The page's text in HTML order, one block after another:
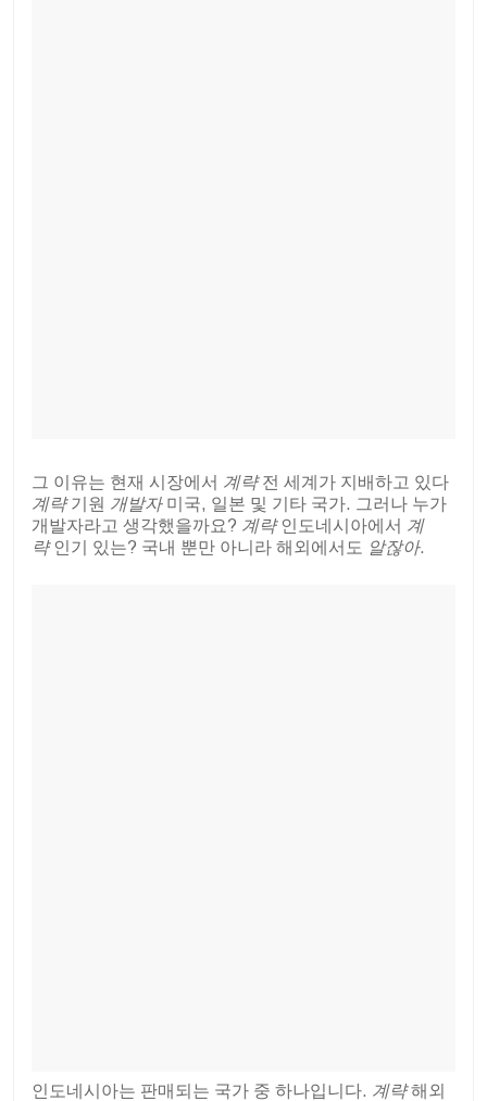
그 이유는 현재 시장에서 계략전 세계가 지배하고 있다
계략기원 개발자미국, 일본 및 기타 국가. 그러나 누가
개발자라고 생각했을까요? 계략 인도네시아에서 계
략 인기 있는? 국내 뿐만 아니라 해외에서도 알잖아.
인도네시아는 판매되는 국가 중 하나입니다. 계략해외